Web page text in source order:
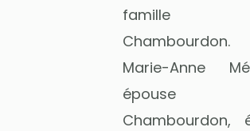
famille
Chambourdon.
Marie-Anne
épouse
Chambourdon,